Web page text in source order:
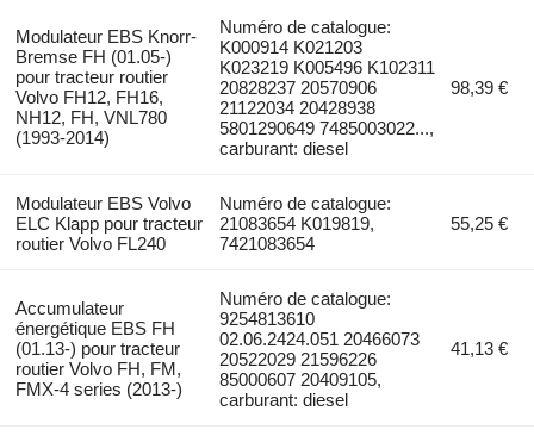
Modulateur EBS Knorr-
Bremse FH (01.05-)
pour tracteur routier
Volvo FH12, FH16,
NH12, FH, VNL780
(1993-2014)
Numéro de catalogue:
K000914 K021203
K023219 K005496 K102311
20828237 20570906
21122034 20428938
5801290649 7485003022...,
carburant: diesel
98,39 €
Modulateur EBS Volvo
ELC Klapp pour tracteur
routier Volvo FL240
Numéro de catalogue:
21083654 K019819,
7421083654
55,25 €
Accumulateur
énergétique EBS FH
(01.13-) pour tracteur
routier Volvo FH, FM,
FMX-4 series (2013-)
Numéro de catalogue:
9254813610
02.06.2424.051 20466073
20522029 21596226
85000607 20409105,
carburant: diesel
41,13 €